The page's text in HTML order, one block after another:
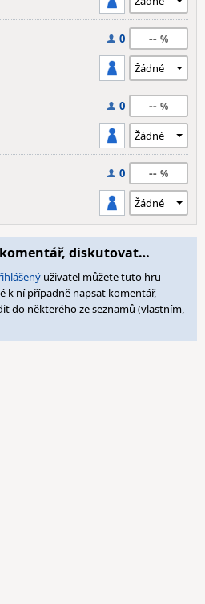
0 --
0 --
0 --
diskutovat…
uživatel můžete tuto hru
k ní případně napsat komentář,
do některého ze seznamů (vlastním,